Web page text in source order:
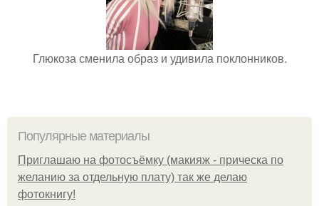
Глюкоза сменила образ и удивила поклонников.
Популярные материалы
Приглашаю на фотосъёмку (макияж - прическа по
желанию за отдельную плату) так же делаю
фотокнигу!